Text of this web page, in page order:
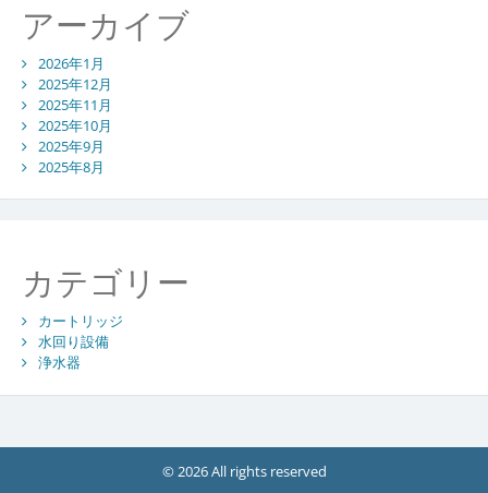
アーカイブ
2026年1月
2025年12月
2025年11月
2025年10月
2025年9月
2025年8月
カテゴリー
カートリッジ
水回り設備
浄水器
© 2026 All rights reserved